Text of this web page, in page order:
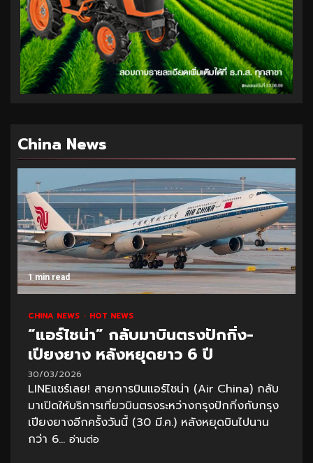
China News
1 min read
CHINA NEWS HOT NEWS
“แอร์ไชน่า” กลับมาบินตรงปักกิ่ง-
เปียงยาง หลังหยุดยาว 6 ปี
30/03/2026
LINEแชร์เลย! สายการบินแอร์ไชน่า (Air China) กลับ
มาเปิดให้บริการเที่ยวบินตรงระหว่างกรุงปักกิ่งกับกรุง
เปียงยางอีกครั้งวันนี้ (30 มี.ค.) หลังหยุดบินไปนาน
กว่า 6... อ่านต่อ